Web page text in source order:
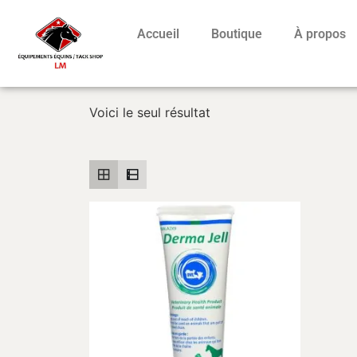
Accueil Boutique À propos
Voici le seul résultat